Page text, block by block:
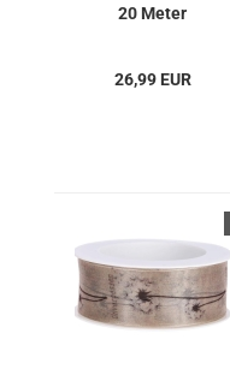
20 Meter
26,99 EUR